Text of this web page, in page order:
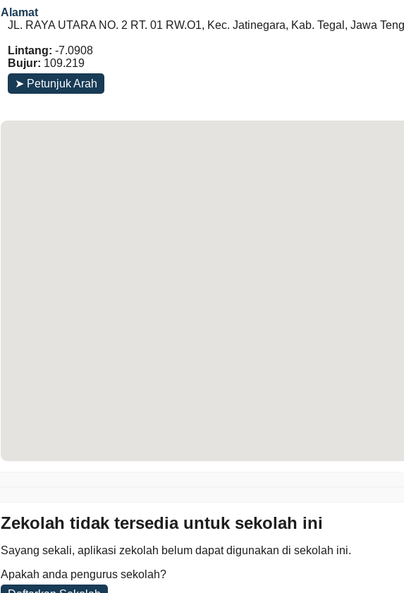
Alamat
JL. RAYA UTARA NO. 2 RT. 01 RW.O1, Kec. Jatinegara, Kab. Tegal, Jawa
Lintang: -7.0908
Bujur: 109.219
➤ Petunjuk Arah
Zekolah tidak tersedia untuk sekolah ini
Sayang sekali, aplikasi zekolah belum dapat digunakan di sekolah ini.
Apakah anda pengurus sekolah?